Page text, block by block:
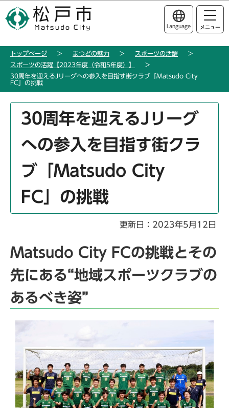
の
ー
このページの本文へ移動
Language メニュー
トップページ まつどの魅力
スポーツの活躍
スポーツの活躍【2023年度（令和5年度）】
30周年を迎えるJリーグへの参入を目指す街クラブ「Matsudo City
FC」の挑戦
30周年を迎えるJリーグ
への参入を目指す街クラ
ブ「Matsudo City
FC」の挑戦
更新日：2023年5月12日
Matsudo City FCの挑戦とその
先にある“地域スポーツクラブの
あるべき姿”